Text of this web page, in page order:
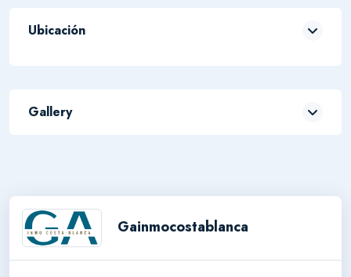
Ubicación
Gallery
Gainmocostablanca